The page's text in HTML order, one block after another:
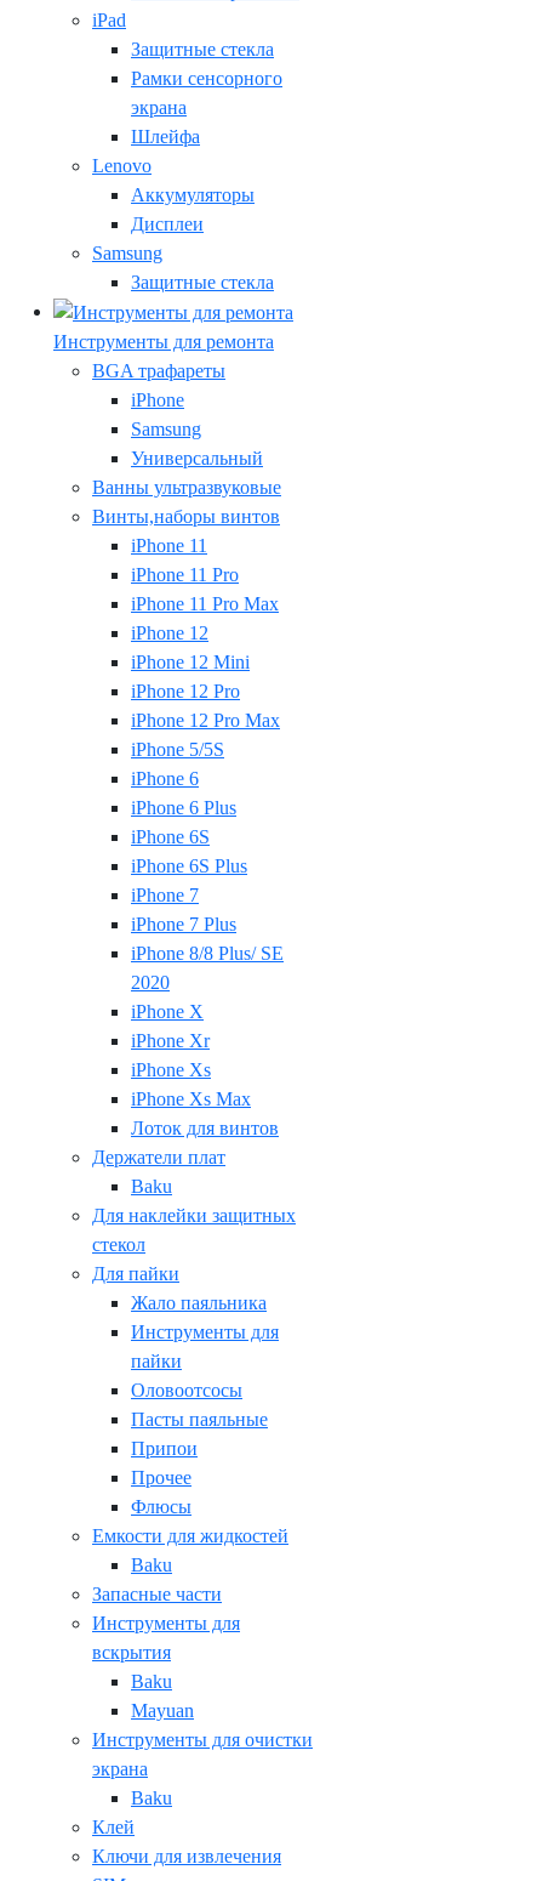
iPad
Защитные стекла
Рамки сенсорного
экрана
Шлейфа
Lenovo
Аккумуляторы
Дисплеи
Samsung
Защитные стекла
Инструменты для ремонта
BGA трафареты
iPhone
Samsung
Универсальный
Ванны ультразвуковые
Винты,наборы винтов
iPhone 11
iPhone 11 Pro
iPhone 11 Pro Max
iPhone 12
iPhone 12 Mini
iPhone 12 Pro
iPhone 12 Pro Max
iPhone 5/5S
iPhone 6
iPhone 6 Plus
iPhone 6S
iPhone 6S Plus
iPhone 7
iPhone 7 Plus
iPhone 8/8 Plus/ SE
2020
iPhone X
iPhone Xr
iPhone Xs
iPhone Xs Max
Лоток для винтов
Держатели плат
Baku
Для наклейки защитных
стекол
Для пайки
Жало паяльника
Инструменты для
пайки
Оловоотсосы
Пасты паяльные
Припои
Прочее
Флюсы
Емкости для жидкостей
Baku
Запасные части
Инструменты для
вскрытия
Baku
Mayuan
Инструменты для очистки
экрана
Baku
Клей
Ключи для извлечения